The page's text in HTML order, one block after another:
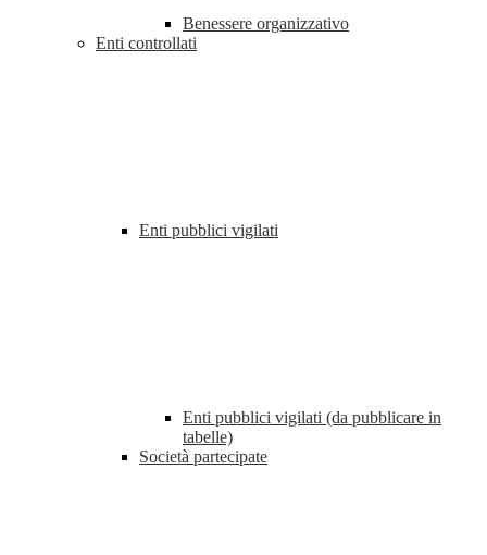
Benessere organizzativo
Enti controllati
Enti pubblici vigilati
Enti pubblici vigilati (da pubblicare in
tabelle)
Società partecipate